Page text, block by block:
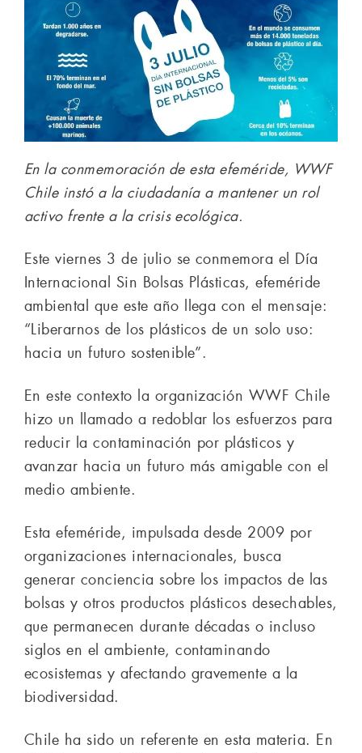
En la conmemoración de esta efeméride, WWF
Chile instó a la ciudadanía a mantener un rol
activo frente a la crisis ecológica.
Este viernes 3 de julio se conmemora el Día
Internacional Sin Bolsas Plásticas, efeméride
ambiental que este año llega con el mensaje:
“Liberarnos de los plásticos de un solo uso:
hacia un futuro sostenible”.
En este contexto la organización WWF Chile
hizo un llamado a redoblar los esfuerzos para
reducir la contaminación por plásticos y
avanzar hacia un futuro más amigable con el
medio ambiente.
Esta efeméride, impulsada desde 2009 por
organizaciones internacionales, busca
generar conciencia sobre los impactos de las
bolsas y otros productos plásticos desechables,
que permanecen durante décadas o incluso
siglos en el ambiente, contaminando
ecosistemas y afectando gravemente a la
biodiversidad.
Chile ha sido un referente en esta materia. En